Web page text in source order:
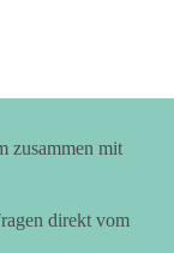
zusammen mit
direkt vom